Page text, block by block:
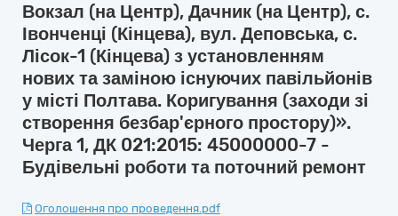
Вокзал (на Центр), Дачник (на Центр), с.
Івонченці (Кінцева), вул. Деповська, с.
Лісок-1 (Кінцева) з установленням
нових та заміною існуючих павільйонів
у місті Полтава. Коригування (заходи зі
створення безбар'єрного простору)».
Черга 1, ДК 021:2015: 45000000-7 -
Будівельні роботи та поточний ремонт
Оголошення про проведення.pdf